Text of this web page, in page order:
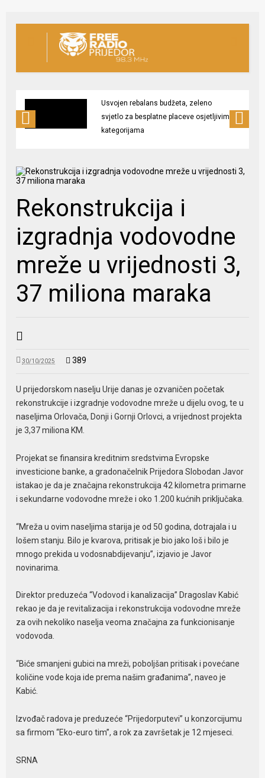
Usvojen rebalans budžeta, zeleno
svjetlo za besplatne placeve osjetljivim
kategorijama
Rekonstrukcija i
izgradnja vodovodne
mreže u vrijednosti 3,
37 miliona maraka
30/10/2025 389
U prijedorskom naselju Urije danas je ozvaničen početak
rekonstrukcije i izgradnje vodovodne mreže u dijelu ovog, te u
naseljima Orlovača, Donji i Gornji Orlovci, a vrijednost projekta
je 3,37 miliona KM.
Projekat se finansira kreditnim sredstvima Evropske
investicione banke, a gradonačelnik Prijedora Slobodan Javor
istakao je da je značajna rekonstrukcija 42 kilometra primarne
i sekundarne vodovodne mreže i oko 1.200 kućnih priključaka.
“Mreža u ovim naseljima starija je od 50 godina, dotrajala i u
lošem stanju. Bilo je kvarova, pritisak je bio jako loš i bilo je
mnogo prekida u vodosnabdijevanju”, izjavio je Javor
novinarima.
Direktor preduzeća “Vodovod i kanalizacija” Dragoslav Kabić
rekao je da je revitalizacija i rekonstrukcija vodovodne mreže
za ovih nekoliko naselja veoma značajna za funkcionisanje
vodovoda.
“Biće smanjeni gubici na mreži, poboljšan pritisak i povećane
količine vode koja ide prema našim građanima”, naveo je
Kabić.
Izvođač radova je preduzeće “Prijedorputevi” u konzorcijumu
sa firmom “Eko-euro tim”, a rok za završetak je 12 mjeseci.
SRNA